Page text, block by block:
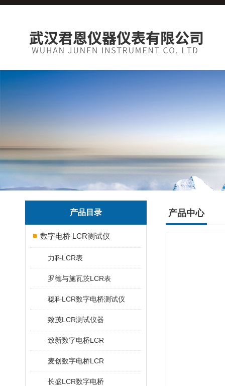
产品目录
数字电桥 LCR测试仪
力科LCR表
罗德与施瓦茨LCR表
稳科LCR数字电桥测试仪
致茂LCR测试仪器
致新数字电桥LCR
麦创数字电桥LCR
长盛LCR数字电桥
产品中心